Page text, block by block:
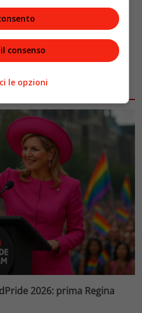
2026: prima Regina
consenso
le opzioni